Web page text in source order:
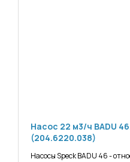
Насос 22 м3/ч BADU
(204.6220.038)
Насосы Speck BADU 46 -